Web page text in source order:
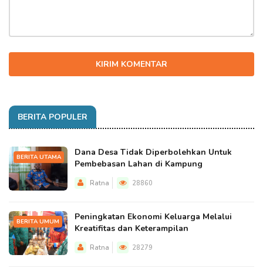
KIRIM KOMENTAR
BERITA POPULER
BERITA UTAMA
Dana Desa Tidak Diperbolehkan Untuk
Pembebasan Lahan di Kampung
Ratna 28860
BERITA UMUM
Peningkatan Ekonomi Keluarga Melalui
Kreatifitas dan Keterampilan
Ratna 28279